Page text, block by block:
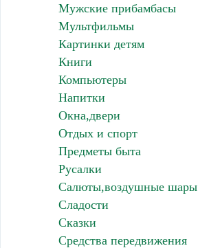
Мужские прибамбасы
Мультфильмы
Картинки детям
Книги
Компьютеры
Напитки
Окна,двери
Отдых и спорт
Предметы быта
Русалки
Салюты,воздушные шары
Сладости
Сказки
Средства передвижения